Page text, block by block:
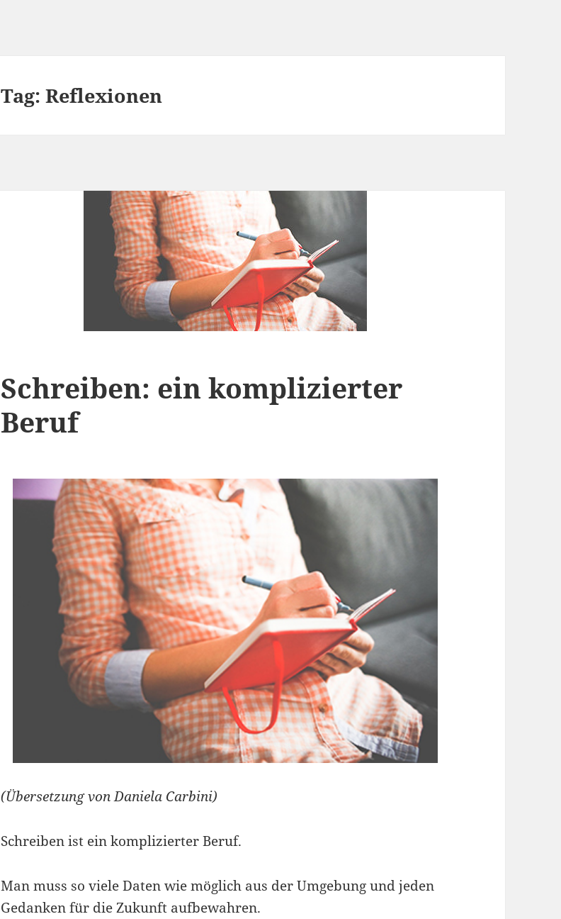
Tag:Reflexionen
Schreiben: ein komplizierter
Beruf
(Übersetzung von Daniela Carbini)
Schreiben ist ein komplizierter Beruf.
Man muss so viele Daten wie möglich aus der Umgebung und jeden
Gedanken für die Zukunft aufbewahren.